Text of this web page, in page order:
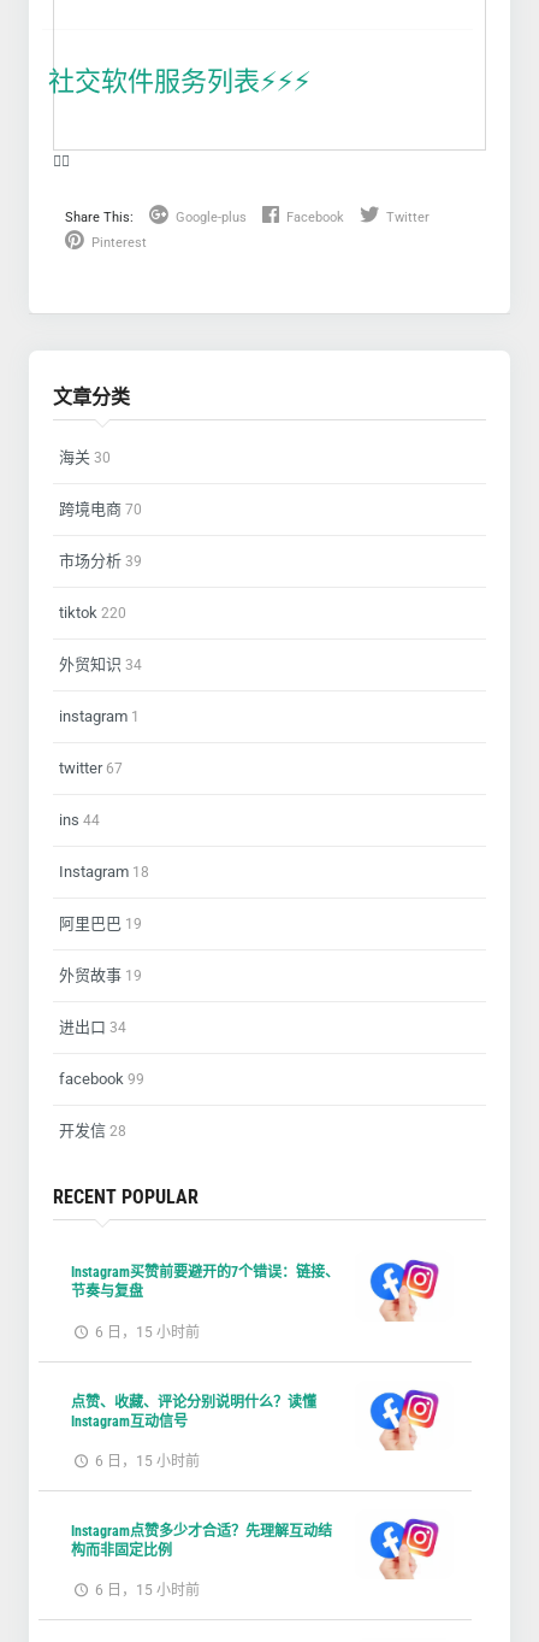
社交软件服务列表⚡️⚡️⚡️
❤️‍🔥
Share This: Google-plus Facebook
Twitter
Pinterest
文章分类
海关 30
跨境电商 70
市场分析 39
tiktok 220
外贸知识 34
instagram 1
twitter67
ins 44
Instagram 18
阿里巴巴 19
外贸故事 19
进出口 34
facebook 99
开发信 28
RECENT POPULAR
Instagram买赞前要避开的7个错误：链接、
节奏与复盘
6 日，15 小时前
点赞、收藏、评论分别说明什么？读懂
Instagram互动信号
6 日，15 小时前
Instagram点赞多少才合适？先理解互动结
构而非固定比例
6 日，15 小时前